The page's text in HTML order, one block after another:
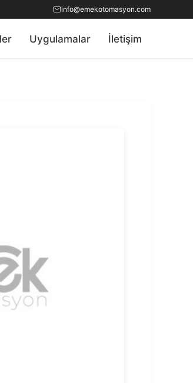
info@emekotomasyon.com
Uygulamalar İletişim